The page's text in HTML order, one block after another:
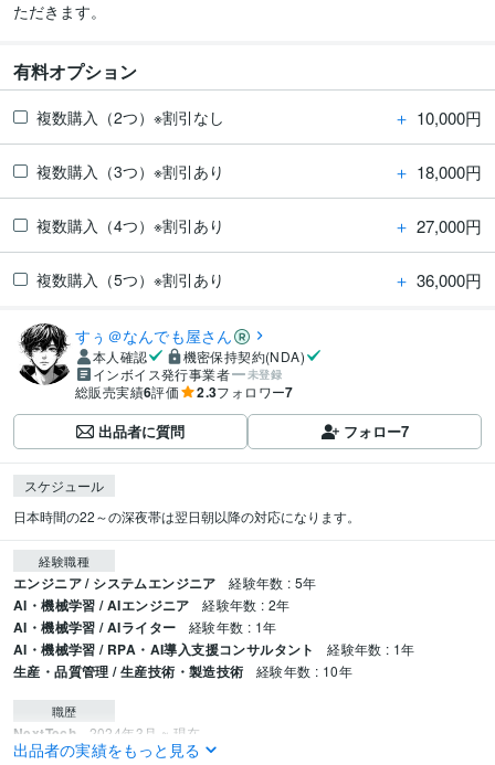
有料オプション
複数購入（2つ）※割引なし ＋ 10,000円
複数購入（3つ）※割引あり ＋ 18,000円
複数購入（4つ）※割引あり ＋ 27,000円
複数購入（5つ）※割引あり ＋ 36,000円
すぅ＠なんでも屋さん
本人確認
機密保持契約(NDA)
インボイス発行事業者
未登録
総販売実績6評価 2.3フォロワー7
出品者に質問 フォロー7
スケジュール
日本時間の22～の深夜帯は翌日朝以降の対応になります。
経験職種
エンジニア / システムエンジニア 経験年数 : 5年
AI・機械学習 / AIエンジニア 経験年数 : 2年
AI・機械学習 / AIライター 経験年数 : 1年
AI・機械学習 / RPA・AI導入支援コンサルタント 経験年数 : 1年
生産・品質管理 / 生産技術・製造技術 経験年数 : 10年
職歴
NextTech 2024年3月 ~ 現在
出品者の実績をもっと見る